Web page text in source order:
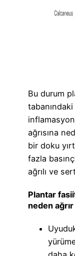
Bu durum
tabanındaki
ağrısına
bir doku
fazla
ağrılı ve
Plantar
neden ağrır